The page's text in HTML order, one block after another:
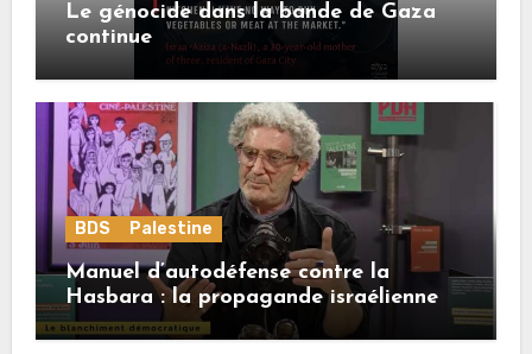
Le génocide dans la bande de Gaza
continue
BDS Palestine
Manuel d’autodéfense contre la
Hasbara : la propagande israélienne